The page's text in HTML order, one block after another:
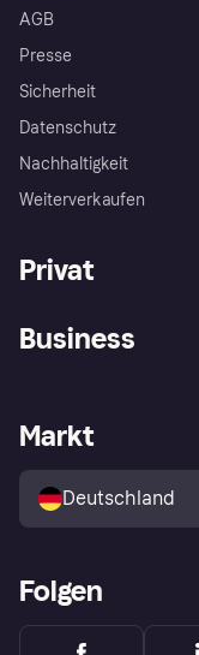
AGB
Presse
Sicherheit
Datenschutz
Nachhaltigkeit
Weiterverkaufen
Privat
Klarna App
Shops entdecken
Käuferschutzrichtlinie
Business
Händlerportal
Markt
Deutschland
Folgen